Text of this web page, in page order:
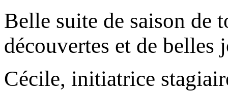
Belle suite de saison de
découvertes et de belles
Cécile, initiatrice